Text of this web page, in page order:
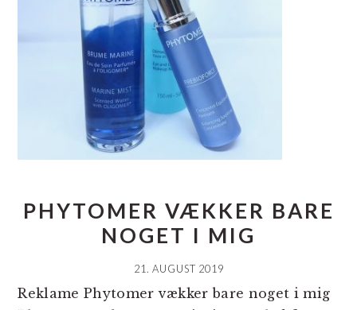
PHYTOMER VÆKKER BARE
NOGET I MIG
21. AUGUST 2019
Reklame Phytomer vækker bare noget i mig